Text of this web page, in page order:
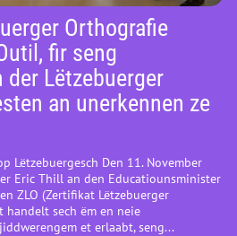
Orthografie
fir seng
der Lëtzebuerger
an unerkennen ze
Lëtzebuergesch Den 11. November
Eric Thill an den Educatiounsminister
ZLO (Zertifikat Lëtzebuerger
handelt sech ëm en neie
et erlaabt, seng...